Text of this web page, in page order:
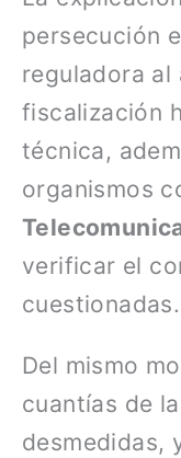
persecución
reguladora al
fiscalización
técnica,
organismos
verificar el
cuestionadas.
Del mismo
cuantías de
desmedidas,